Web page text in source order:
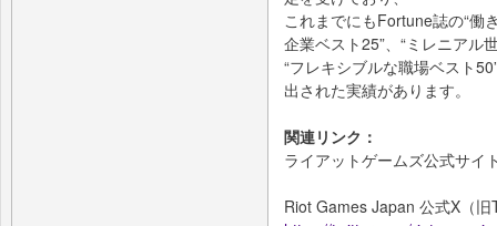
これまでにもFortune誌の“働
企業ベスト25”、“ミレニアル
“フレキシブルな職場ベスト
出された実績があります。
関連リンク：
ライアットゲームズ公式サイ
Riot Games Japan 公式X（旧